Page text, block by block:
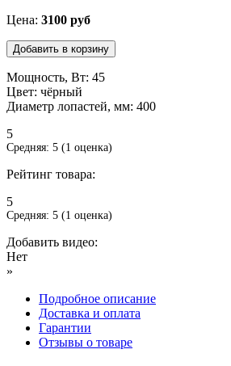
Цена: 3100 руб
Мощность, Вт: 45
Цвет: чёрный
Диаметр лопастей, мм: 400
5
Средняя: 5 (1 оценка)
Рейтинг товара:
5
Средняя: 5 (1 оценка)
Добавить видео:
Нет
»
Подробное описание
Доставка и оплата
Гарантии
Отзывы о товаре